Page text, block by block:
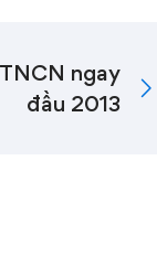
ngay
đầu 2013